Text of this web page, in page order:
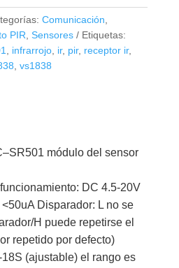
Comunicación,
PIR, Sensores
Etiquetas:
, infrarrojo, ir, pir, receptor ir,
, vs1838
módulo del sensor
DC 4.5-20V
Disparador: L no se
H puede repetirse el
repetido por defecto)
(ajustable) el rango es